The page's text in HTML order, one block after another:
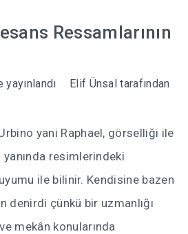
Ressamlarının
Elif Ünsal tarafından
yani Raphael, görselliği ile
resimlerindeki
ile bilinir. Kendisine bazen
denirdi çünkü bir uzmanlığı
mekân konularında